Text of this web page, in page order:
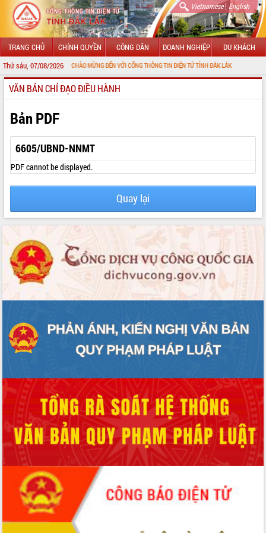
Vietnamese| English
TRANG CHỦ CHÍNH QUYỀN CÔNG DÂN DOANH NGHIỆP DU KHÁCH
Thứ sáu, 07/08/2026CHÀO MỪNG ĐẾN VỚI CỔNG THÔNG TIN ĐIỆN TỬ TỈNH ĐẮK LẮK
GIỚI THIỆU
LÃNH ĐẠO UBND TỈNH
TIN TỨC SỰ KIỆN
SỞ, BAN, NGÀNH
UBND CÁC XÃ, PHƯỜNG
THÔNG TIN CHỈ ĐẠO ĐIỀU HÀNH
VĂN BẢN HĐND TỈNH
ĐIỂM TIN VĂN BẢN
VĂN BẢN CHỈ ĐẠO ĐIỀU HÀNH
Bản PDF
6605/UBND-NNMT
PDF cannot be displayed.
Quay lại